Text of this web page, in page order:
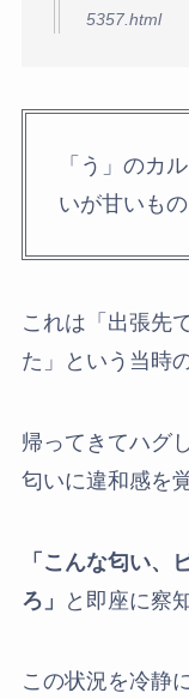
5357.html
「う」のカ
いが甘いもの
これは「出張先
た」という当時
帰ってきてハグ
匂いに違和感を覚
「こんな匂い、
ろ」
と即座に察知
この状況を冷静